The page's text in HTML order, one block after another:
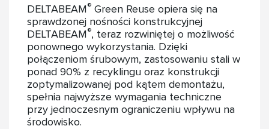
DELTABEAM® Green Reuse opiera się na
sprawdzonej nośności konstrukcyjnej
DELTABEAM®, teraz rozwiniętej o możliwość
ponownego wykorzystania. Dzięki
połączeniom śrubowym, zastosowaniu stali w
ponad 90% z recyklingu oraz konstrukcji
zoptymalizowanej pod kątem demontażu,
spełnia najwyższe wymagania techniczne
przy jednoczesnym ograniczeniu wpływu na
środowisko.